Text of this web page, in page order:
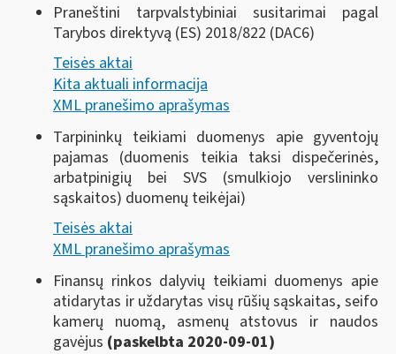
Praneštini tarpvalstybiniai susitarimai pagal
Tarybos direktyvą (ES) 2018/822 (DAC6)
Teisės aktai
Kita aktuali informacija
XML pranešimo aprašymas
Tarpininkų teikiami duomenys apie gyventojų
pajamas (duomenis teikia taksi dispečerinės,
arbatpinigių bei SVS (smulkiojo verslininko
sąskaitos) duomenų teikėjai)
Teisės aktai
XML pranešimo aprašymas
Finansų rinkos dalyvių teikiami duomenys apie
atidarytas ir uždarytas visų rūšių sąskaitas, seifo
kamerų nuomą, asmenų atstovus ir naudos
gavėjus (paskelbta 2020-09-01)